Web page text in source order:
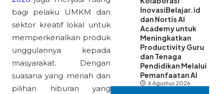
bagi pelaku UMKM dan
sektor kreatif lokal untuk
memperkenalkan produk
unggulannya kepada
masyarakat. Dengan
suasana yang meriah dan
pilihan hiburan yang
InovasiBelajar.id
dan Nortis AI
Academy untuk
Meningkatkan
Productivity Guru
dan Tenaga
Pendidikan Melalui
Pemanfaatan AI
6 Agustus 2026